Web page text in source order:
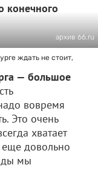
конечного
архив 66.ru
ждать не стоит,
— большое
вовремя
Это очень
хватает
еще довольно
мы